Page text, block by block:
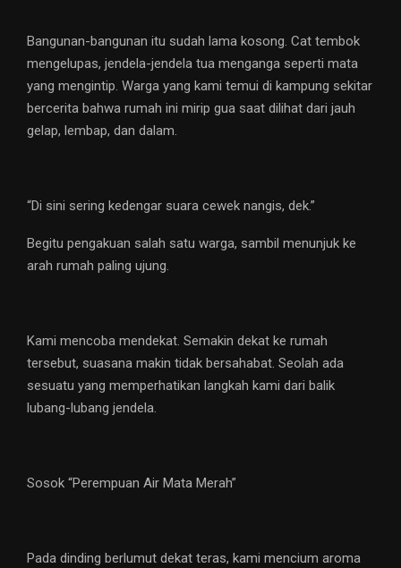
Bangunan-bangunan itu sudah lama kosong. Cat tembok
mengelupas, jendela-jendela tua menganga seperti mata
yang mengintip. Warga yang kami temui di kampung sekitar
bercerita bahwa rumah ini mirip gua saat dilihat dari jauh
gelap, lembap, dan dalam.
“Di sini sering kedengar suara cewek nangis, dek.”
Begitu pengakuan salah satu warga, sambil menunjuk ke
arah rumah paling ujung.
Kami mencoba mendekat. Semakin dekat ke rumah
tersebut, suasana makin tidak bersahabat. Seolah ada
sesuatu yang memperhatikan langkah kami dari balik
lubang-lubang jendela.
Sosok “Perempuan Air Mata Merah”
Pada dinding berlumut dekat teras, kami mencium aroma